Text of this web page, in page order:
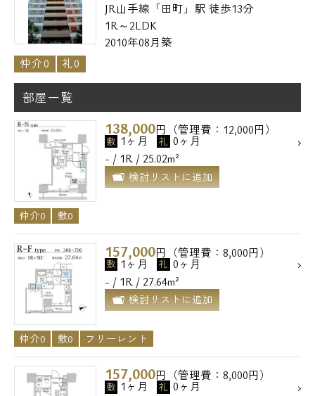
JR山手線「田町」駅 徒歩13分
1R～2LDK
2010年08月築
仲介0
礼0
部屋一覧
138,000円（管理費：12,000円）
敷 1ヶ月 礼 0ヶ月
- / 1R / 25.02m²
検討リストに追加
仲介0 敷0
157,000円（管理費：8,000円）
敷 1ヶ月 礼 0ヶ月
- / 1R / 27.64m²
検討リストに追加
仲介0 敷0 フリーレント
157,000円（管理費：8,000円）
敷 1ヶ月 礼 0ヶ月